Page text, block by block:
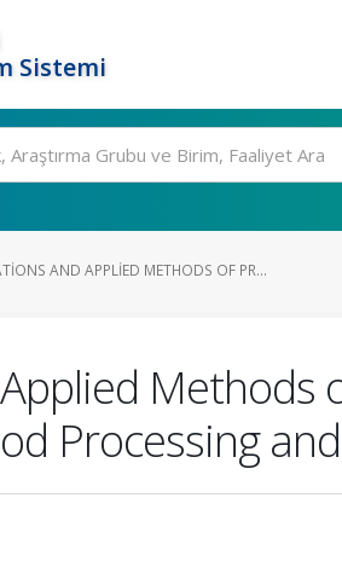
Sistemi
AND APPLIED METHODS OF PR...
Methods
Processing